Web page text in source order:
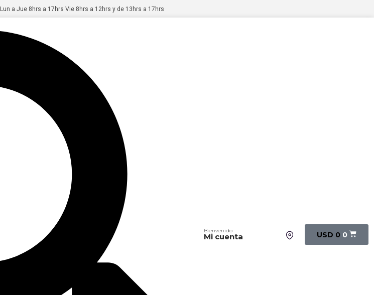
Lun a Jue 8hrs a 17hrs Vie 8hrs a 12hrs y de 13hrs a 17hrs
Bienvenido
Mi cuenta USD 0 0